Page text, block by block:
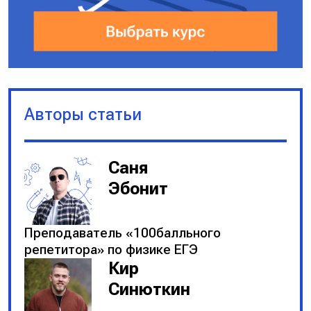
Авторы статьи
Саня
Эбонит
Преподаватель «100балльного
репетитора» по физике ЕГЭ
Кир
Синюткин